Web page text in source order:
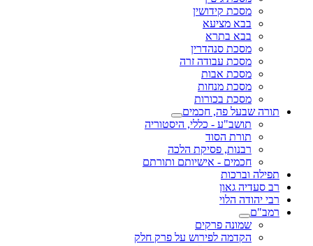
מסכת קידושין
בבא מציעא
בבא בתרא
מסכת סנהדרין
מסכת עבודה זרה
מסכת אבות
מסכת מנחות
מסכת בכורות
תורה שבעל פה, חכמים
תושב"ע - כללי, היסטוריה
תורת הסוד
רבנות, פסיקת הלכה
חכמים - אישיותם ותורתם
תפילה וברכות
רב סעדיה גאון
רבי יהודה הלוי
רמב"ם
שמונה פרקים
הקדמה לפירוש על פרק חלק